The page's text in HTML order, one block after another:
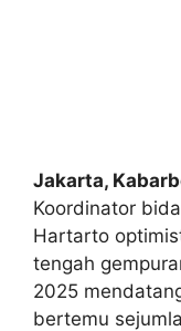
Jakarta,
Koordinator
Hartarto
tengah
2025
bertemu